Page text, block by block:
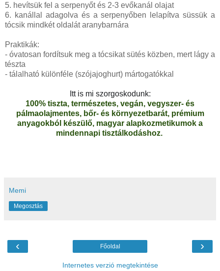
5. hevítsük fel a serpenyőt és 2-3 evőkanál olajat
6. kanállal adagolva és a serpenyőben lelapítva süssük a
tócsik mindkét oldalát aranybarnára
Praktikák:
- óvatosan fordítsuk meg a tócsikat sütés közben, mert lágy a
tészta
- tálalható különféle (szójajoghurt) mártogatókkal
Itt is mi szorgoskodunk:
100% tiszta, természetes, vegán, vegyszer- és
pálmaolajmentes, bőr- és környezetbarát, prémium
anyagokból készülő, magyar alapkozmetikumok a
mindennapi tisztálkodáshoz.
Memi
Megosztás
‹ ›
Főoldal
Internetes verzió megtekintése